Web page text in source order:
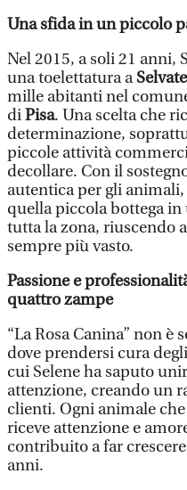
Una sfida in un piccolo
Nel 2015, a soli 21 anni,
una toelettatura a
mille abitanti nel
diPisa. Una scelta che
determinazione,
piccole attività
decollare. Con il
autentica per gli
quella piccola bottega
tutta la zona, riuscendo
sempre più vasto.
Passione e
quattro zampe
“La Rosa Canina” non
dove prendersi cura
cui Selene ha saputo
attenzione, creando un
clienti. Ogni animale
riceve attenzione e
contribuito a far
anni.